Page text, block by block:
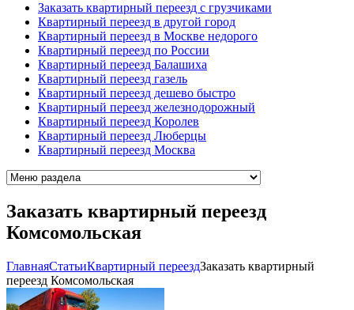
Заказать квартирный переезд с грузчиками
Квартирный переезд в другой город
Квартирный переезд в Москве недорого
Квартирный переезд по России
Квартирный переезд Балашиха
Квартирный переезд газель
Квартирный переезд дешево быстро
Квартирный переезд железнодорожный
Квартирный переезд Королев
Квартирный переезд Люберцы
Квартирный переезд Москва
Заказать квартирный переезд
Комсомольская
ГлавнаяCтатьиКвартирный переездЗаказать квартирный
переезд Комсомольская